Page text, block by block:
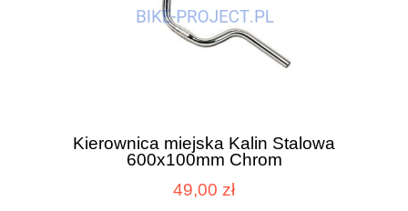
Kierownica miejska Kalin Stalowa
600x100mm Chrom
49,00 zł